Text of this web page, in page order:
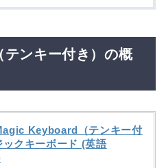
ンキー付き）の概
Keyboard（テンキー付
ックキーボード (英語